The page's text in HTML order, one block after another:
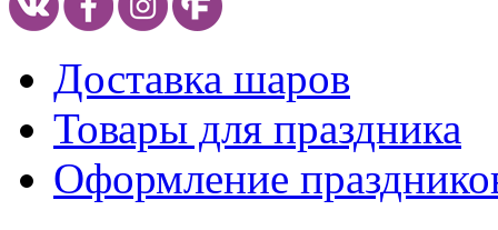
Доставка шаров
Товары для праздника
Оформление